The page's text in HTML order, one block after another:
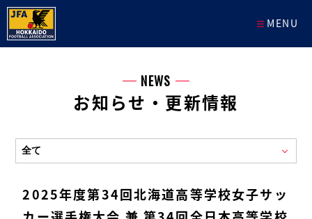
MENU
NEWS
お知らせ・更新情報
2025年度第34回北海道高等学校女子サッ